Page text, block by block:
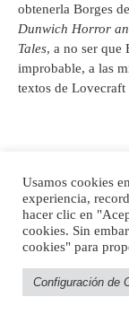
obtenerla Borges
Dunwich Horror
Tales, a no ser que
improbable, a las
textos de
Enseguida
la obra literaria de
Fue influido por
Usamos cookies
experiencia,
hacer clic en
cookies. Sin
cookies" para
Configuración de